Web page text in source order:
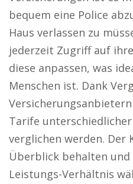
bequem eine Police
Haus verlassen zu
jederzeit Zugriff auf
diese anpassen, was
Menschen ist. Dank
Tarife
verglichen werden. Der
Überblick behalten und
Leistungs-Verhältnis